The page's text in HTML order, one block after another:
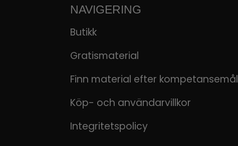
NAVIGERING
Butikk
Gratismaterial
Finn material efter kompetansemål
Köp- och användarvillkor
Integritetspolicy